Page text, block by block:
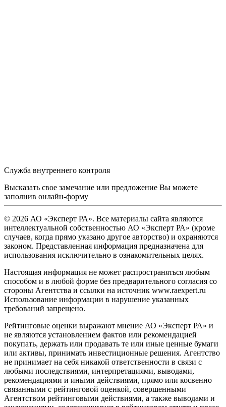
Служба внутреннего контроля
Высказать свое замечание или предложение Вы можете
заполнив онлайн-форму
© 2026 АО «Эксперт РА». Все материалы сайта являются
интеллектуальной собственностью АО «Эксперт РА» (кроме
случаев, когда прямо указано другое авторство) и охраняются
законом. Представленная информация предназначена для
использования исключительно в ознакомительных целях.
Настоящая информация не может распространяться любым
способом и в любой форме без предварительного согласия со
стороны Агентства и ссылки на источник www.raexpert.ru
Использование информации в нарушение указанных
требований запрещено.
Рейтинговые оценки выражают мнение АО «Эксперт РА» и
не являются установлением фактов или рекомендацией
покупать, держать или продавать те или иные ценные бумаги
или активы, принимать инвестиционные решения. Агентство
не принимает на себя никакой ответственности в связи с
любыми последствиями, интерпретациями, выводами,
рекомендациями и иными действиями, прямо или косвенно
связанными с рейтинговой оценкой, совершенными
Агентством рейтинговыми действиями, а также выводами и